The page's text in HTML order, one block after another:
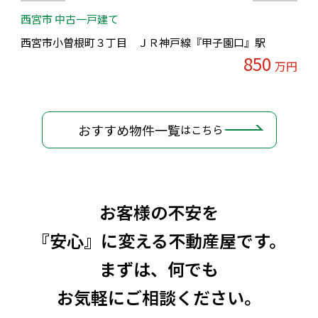
西宮市 中古一戸建て
西宮市小曽根町３丁目 ＪＲ神戸線『甲子園口』駅
850 万円
おすすめ物件一覧はこちら
お客様の不安を
『安心』に変える不動産屋です。
まずは、何でも
お気軽にご相談ください。